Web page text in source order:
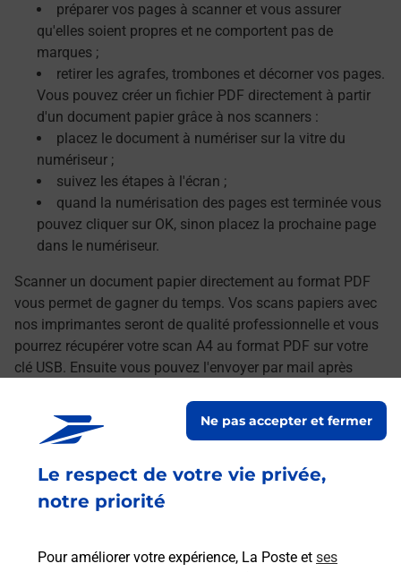
Le respect de votre vie privée,
notre priorité
Pour améliorer votre expérience, La Poste et ses
Ne pas accepter et fermer
préparer vos pages à scanner et vous assurer
qu'elles soient propres et ne comportent pas de
marques ;
retirer les agrafes, trombones et décorner vos pages.
Vous pouvez créer un fichier PDF directement à partir
d'un document papier grâce à nos scanners :
placez le document à numériser sur la vitre du
numériseur ;
suivez les étapes à l'écran ;
quand la numérisation des pages est terminée vous
pouvez cliquer sur OK, sinon placez la prochaine page
dans le numériseur.
Scanner un document papier directement au format PDF
vous permet de gagner du temps. Vos scans papiers avec
nos imprimantes seront de qualité professionnelle et vous
pourrez récupérer votre scan A4 au format PDF sur votre
clé USB. Ensuite vous pouvez l'envoyer par mail après
Le lien s'ouvre dans un nouvel onglet
Services